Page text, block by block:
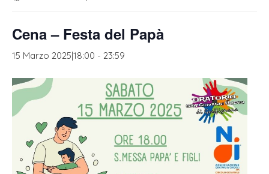
i
o
Cena – Festa del Papà
15 Marzo 2025|18:00 - 23:59